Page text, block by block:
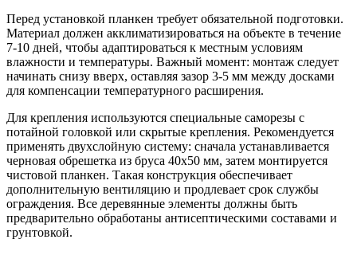
Перед установкой планкен требует обязательной подготовки.
Материал должен акклиматизироваться на объекте в течение
7-10 дней, чтобы адаптироваться к местным условиям
влажности и температуры. Важный момент: монтаж следует
начинать снизу вверх, оставляя зазор 3-5 мм между досками
для компенсации температурного расширения.
Для крепления используются специальные саморезы с
потайной головкой или скрытые крепления. Рекомендуется
применять двухслойную систему: сначала устанавливается
черновая обрешетка из бруса 40х50 мм, затем монтируется
чистовой планкен. Такая конструкция обеспечивает
дополнительную вентиляцию и продлевает срок службы
ограждения. Все деревянные элементы должны быть
предварительно обработаны антисептическими составами и
грунтовкой.